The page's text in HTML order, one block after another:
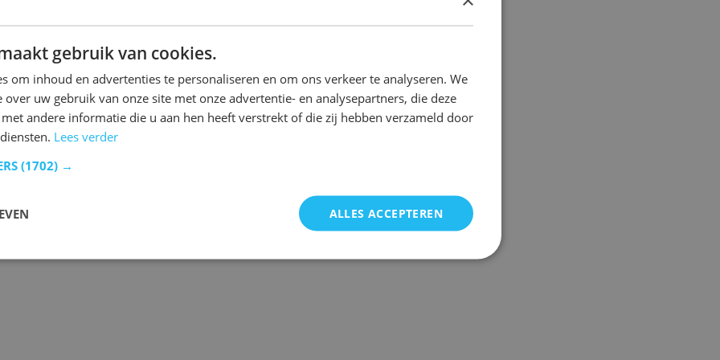
laatste gebeurtenissen.
gebruik van cookies.
om inhoud en advertenties te personaliseren en om ons verkeer te analyseren. We
uw gebruik van onze site met onze advertentie- en analysepartners, die deze
andere informatie die u aan hen heeft verstrekt of die zij hebben verzameld door
Lees verder
(1702) →
ALLES ACCEPTEREN